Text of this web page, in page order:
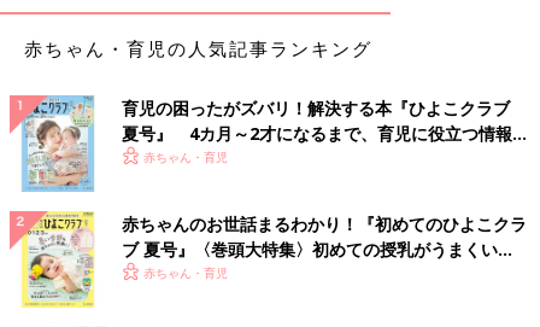
赤ちゃん・育児の人気記事ランキング
育児の困ったがズバリ！解決する本『ひよこクラブ
夏号』 4カ月～2才になるまで、育児に役立つ情報が
いっぱい！
赤ちゃん・育児
赤ちゃんのお世話まるわかり！『初めてのひよこクラ
ブ 夏号』〈巻頭大特集〉初めての授乳がうまくい
く！ おっぱい・ミルクの基本と夏のトラブル 解決テ
赤ちゃん・育児